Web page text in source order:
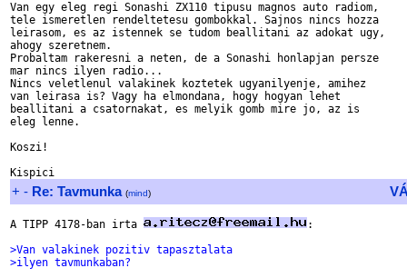
Van egy eleg regi Sonashi ZX110 tipusu magnos auto radiom,
tele ismeretlen rendeltetesu gombokkal. Sajnos nincs hozza
leirasom, es az istennek se tudom beallitani az adokat ugy,
ahogy szeretnem.
Probaltam rakeresni a neten, de a Sonashi honlapjan persze
mar nincs ilyen radio...
Nincs veletlenul valakinek koztetek ugyanilyenje, amihez
van leirasa is? Vagy ha elmondana, hogy hogyan lehet
beallitani a csatornakat, es melyik gomb mire jo, az is
eleg lenne.
Koszi!
+ - Re: Tavmunka (mind)
A TIPP 4178-ban irta
:
>Van valakinek pozitiv tapasztalata
>ilyen tavmunkaban?